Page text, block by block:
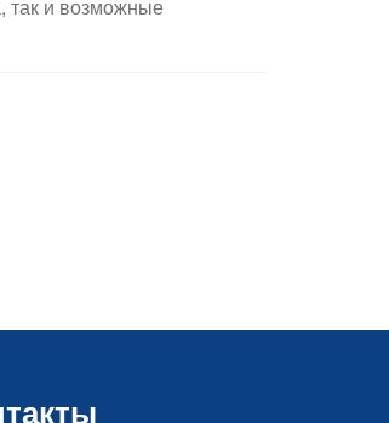
так и возможные